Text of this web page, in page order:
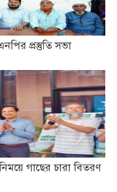
প্রস্তুতি সভা
গাছের চারা বিতরণ